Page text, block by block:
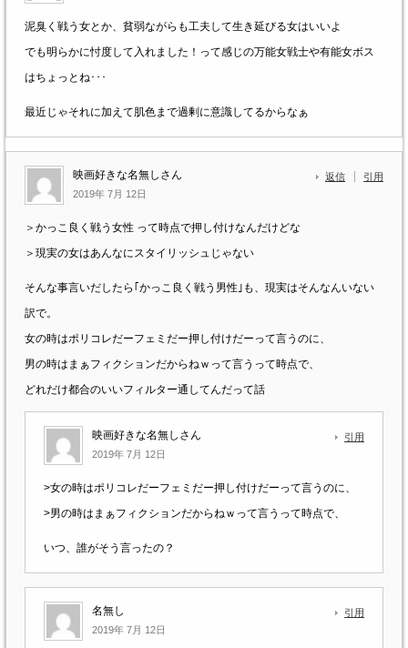
泥臭く戦う女とか、貧弱ながらも工夫して生き延びる女はいいよ
でも明らかに忖度して入れました！って感じの万能女戦士や有能女ボス
はちょっとね･･･
最近じゃそれに加えて肌色まで過剰に意識してるからなぁ
映画好きな名無しさん
2019年 7月 12日
返信 引用
＞かっこ良く戦う女性 って時点で押し付けなんだけどな
＞現実の女はあんなにスタイリッシュじゃない
そんな事言いだしたら｢かっこ良く戦う男性｣も、現実はそんなんいない
訳で。
女の時はポリコレだーフェミだー押し付けだーって言うのに、
男の時はまぁフィクションだからねｗって言うって時点で、
どれだけ都合のいいフィルター通してんだって話
映画好きな名無しさん
2019年 7月 12日
引用
>女の時はポリコレだーフェミだー押し付けだーって言うのに、
>男の時はまぁフィクションだからねｗって言うって時点で、
いつ、誰がそう言ったの？
名無し
2019年 7月 12日
引用